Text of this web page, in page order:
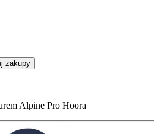
zakupy
Alpine Pro Hoora